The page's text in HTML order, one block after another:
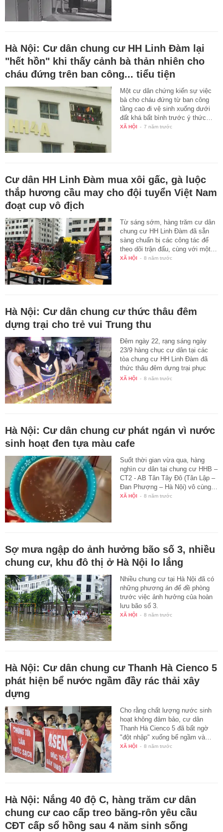
Hà Nội: Cư dân chung cư HH Linh Đàm lại
"hết hồn" khi thấy cảnh bà thản nhiên cho
cháu đứng trên ban công... tiểu tiện
Một cư dân chứng kiến sự việc
bà cho cháu đứng từ ban công
tầng cao đi vệ sinh xuống dưới
đất khá bất bình trước ý thức…
XÃ HỘI - 7 năm trước
Cư dân HH Linh Đàm mua xôi gấc, gà luộc
thắp hương cầu may cho đội tuyển Việt Nam
đoạt cup vô địch
Từ sáng sớm, hàng trăm cư dân
chung cư HH Linh Đàm đã sẵn
sàng chuẩn bị các công tác để
theo dõi trận đấu, cùng với một…
XÃ HỘI - 8 năm trước
Hà Nội: Cư dân chung cư thức thâu đêm
dựng trại cho trẻ vui Trung thu
Đêm ngày 22, rạng sáng ngày
23/9 hàng chục cư dân tại các
tòa chung cư HH Linh Đàm đã
thức thâu đêm dựng trại phục
vụ…
XÃ HỘI - 8 năm trước
Hà Nội: Cư dân chung cư phát ngán vì nước
sinh hoạt đen tựa màu cafe
Suốt thời gian vừa qua, hàng
nghìn cư dân tại chung cư HHB –
CT2 - AB Tân Tây Đô (Tân Lập –
Đan Phượng – Hà Nội) vô cùng…
XÃ HỘI - 8 năm trước
Sợ mưa ngập do ảnh hưởng bão số 3, nhiều
chung cư, khu đô thị ở Hà Nội lo lắng
Nhiều chung cư tại Hà Nội đã có
những phương án để đề phòng
trước việc ảnh hưởng của hoàn
lưu bão số 3.
XÃ HỘI - 8 năm trước
Hà Nội: Cư dân chung cư Thanh Hà Cienco 5
phát hiện bể nước ngầm đầy rác thải xây
dựng
Cho rằng chất lượng nước sinh
hoạt không đảm bảo, cư dân
Thanh Hà Cienco 5 đã bất ngờ
"đột nhập" xuống bể ngầm và…
XÃ HỘI - 8 năm trước
Hà Nội: Nắng 40 độ C, hàng trăm cư dân
chung cư cao cấp treo băng-rôn yêu cầu
CĐT cấp sổ hồng sau 4 năm sinh sống